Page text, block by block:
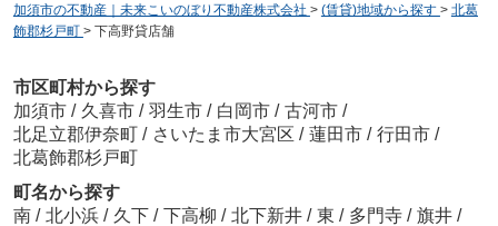
加須市の不動産｜未来こいのぼり不動産株式会社 > (賃貸)地域から探す > 北葛
飾郡杉戸町 > 下高野貸店舗
市区町村から探す
加須市 / 久喜市 / 羽生市 / 白岡市 / 古河市 /
北足立郡伊奈町 / さいたま市大宮区 / 蓮田市 / 行田市 /
北葛飾郡杉戸町
町名から探す
南 / 北小浜 / 久下 / 下高柳 / 北下新井 / 東 / 多門寺 / 旗井 /